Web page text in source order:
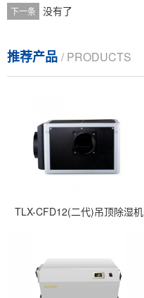
下一条 没有了
推荐产品 / PRODUCTS
TLX-CFD12(二代)吊顶除湿机